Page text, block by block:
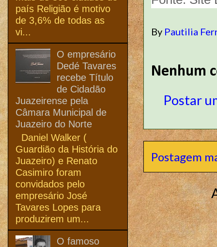
By Pautilia
Nenhum
Postar
Postagem
país Religião é motivo
de 3,6% de todas as
vi...
O empresário
Dedé Tavares
recebe Título
de Cidadão
Juazeirense pela
Câmara Municipal de
Juazeiro do Norte
Daniel Walker (
Guardião da História do
Juazeiro) e Renato
Casimiro foram
convidados pelo
empresário José
Tavares Lopes para
produzirem um...
O famoso